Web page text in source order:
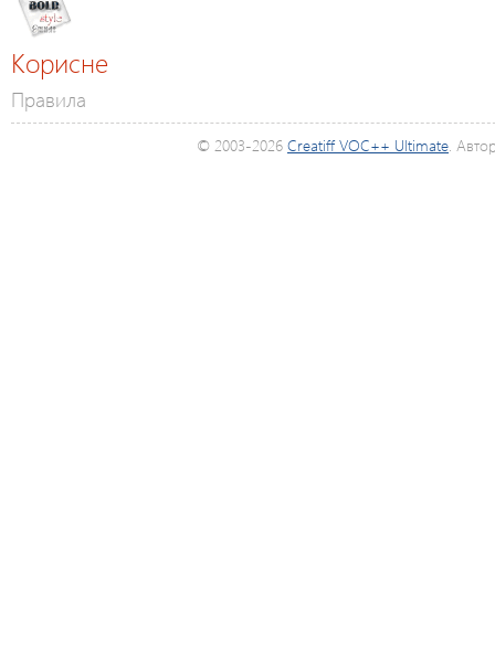
Корисне
Правила
© 2003-2026 Creatiff VOC++ Ultimate.